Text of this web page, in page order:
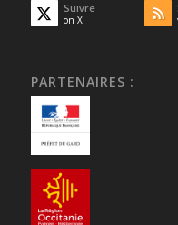
Suivre
on X
PARTENAIRES :